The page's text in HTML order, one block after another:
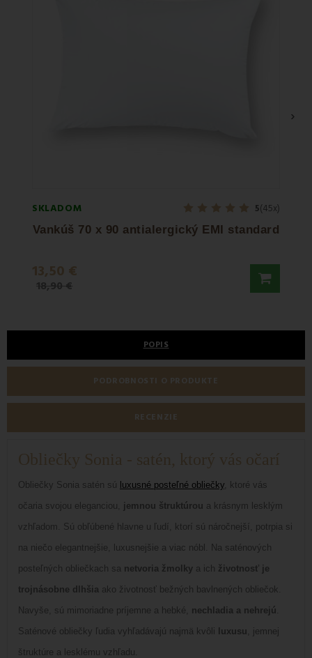
SKLADOM 5(45x)
Vankúš 70 x 90 antialergický EMI standard
13,50 €
18,90 €
›
POPIS
PODROBNOSTI O PRODUKTE
RECENZIE
Obliečky Sonia - satén, ktorý vás očarí
Obliečky Sonia satén sú luxusné posteľné obliečky , ktoré vás
očaria svojou eleganciou, jemnou štruktúrou a krásnym lesklým
vzhľadom. Sú obľúbené hlavne u ľudí, ktorí sú náročnejší, potrpia si
na niečo elegantnejšie, luxusnejšie a viac nóbl. Na saténových
posteľných obliečkach sa netvoria žmolky a ich životnosť je
trojnásobne dlhšia ako životnosť bežných bavlnených obliečok.
Navyše, sú mimoriadne príjemne a hebké, nechladia a nehrejú
Saténové obliečky ľudia vyhľadávajú najmä kvôli
luxusu , jemnej
štruktúre a lesklému vzhľadu.